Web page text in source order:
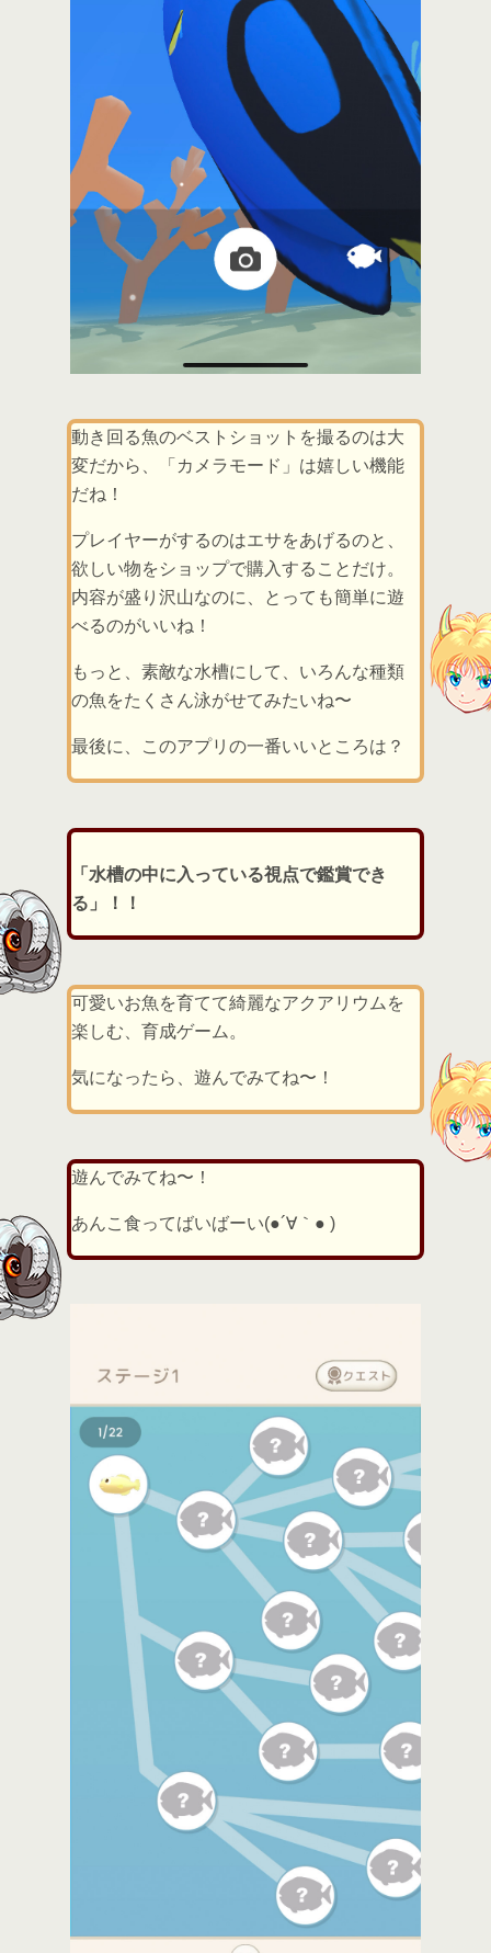
動き回る魚のベストショットを撮るのは大
変だから、「カメラモード」は嬉しい機能
だね！
プレイヤーがするのはエサをあげるのと、
欲しい物をショップで購入することだけ。
内容が盛り沢山なのに、とっても簡単に遊
べるのがいいね！
もっと、素敵な水槽にして、いろんな種類
の魚をたくさん泳がせてみたいね〜
最後に、このアプリの一番いいところは？
「水槽の中に入っている視点で鑑賞でき
る」！！
可愛いお魚を育てて綺麗なアクアリウムを
楽しむ、育成ゲーム。
気になったら、遊んでみてね〜！
遊んでみてね〜！
あんこ食ってばいばーい(●´∀｀● )